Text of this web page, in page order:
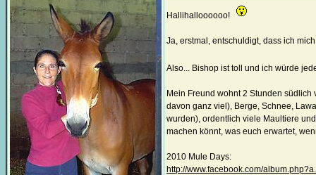
Hallihalloooooo!
Ja, erstmal, entschuldigt, dass ich
Also... Bishop ist toll und ich würde
Mein Freund wohnt 2 Stunden
davon ganz viel), Berge, Schnee,
wurden), ordentlich viele Maultiere
machen könnt, was euch erwartet,
2010 Mule Days:
http://www.facebook.com/